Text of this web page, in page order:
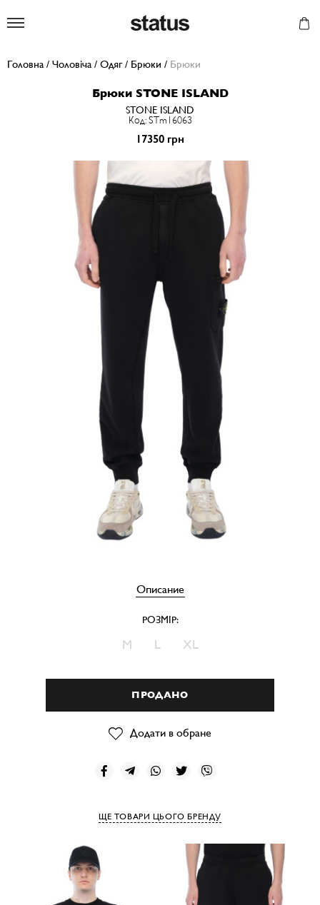
Головна / Чоловіча / Одяг/ Брюки / Брюки
Брюки STONE ISLAND
STONE ISLAND
Код: STm16063
17350 грн
Описание
РОЗМІР:
M L XL
ПРОДАНО
Додати в обране
ЩЕ ТОВАРИ ЦЬОГО БРЕНДУ